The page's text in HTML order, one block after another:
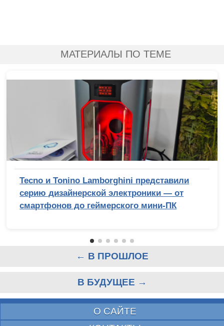
МАТЕРИАЛЫ ПО ТЕМЕ
Tecno и Tonino Lamborghini представили
серию дизайнерской электроники — от
смартфонов до геймерского мини-ПК
← В ПРОШЛОЕ
В БУДУЩЕЕ →
О САЙТЕ